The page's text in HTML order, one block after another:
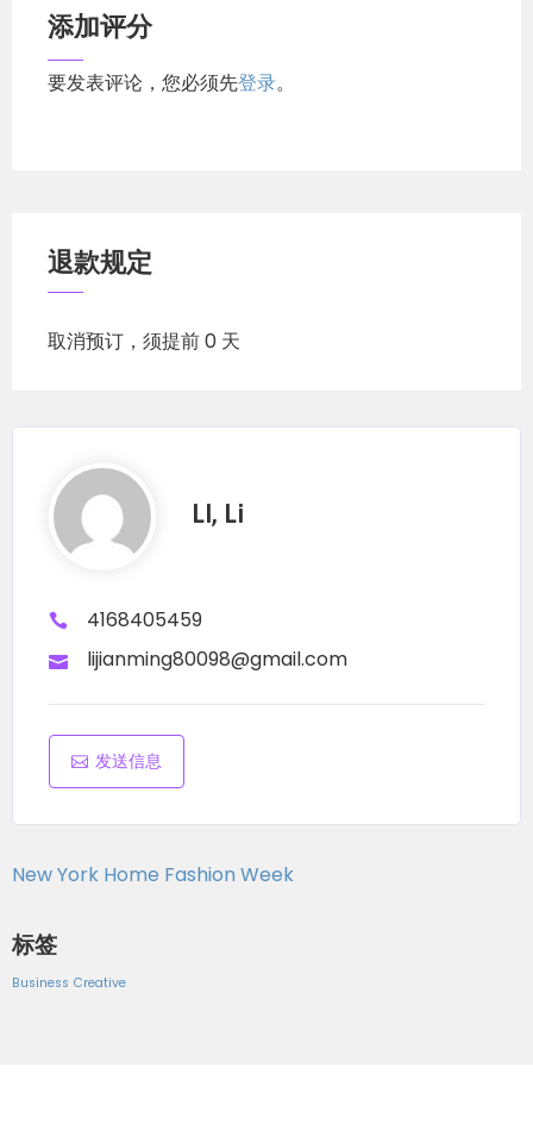
添加评分
要发表评论，您必须先登录。
退款规定
取消预订，须提前 0 天
LI, Li
4168405459
lijianming80098@gmail.com
发送信息
New York Home Fashion Week
标签
Business Creative